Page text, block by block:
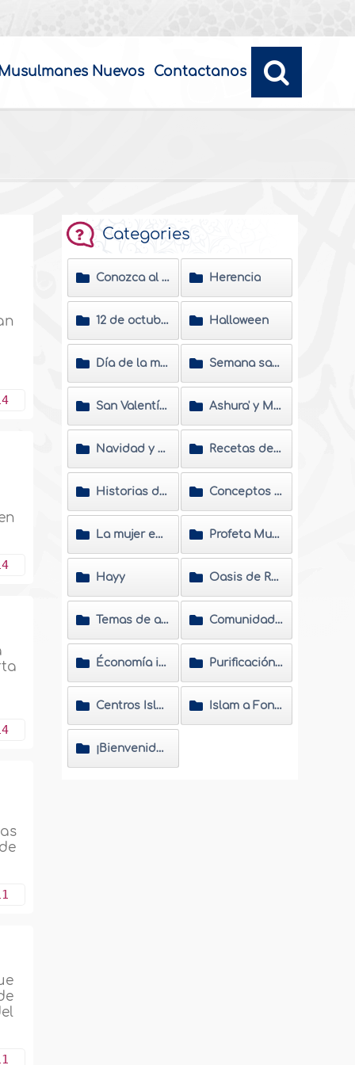
Nuevos Contactanos
Categories
Conozca al Profeta del Islam Herencia
12 de octubre día de la raza Halloween
Día de la madre Semana santa
San Valentín y Carnavales Ashura' y Muharram
Navidad y Año Nuevo Recetas de cocina
Historias de nuevas musulmanas Conceptos erróneos
La mujer en el Islam Profeta Muhammad
Hayy Oasis de Ramadán
Temas de actualidad Comunidades musulmanas
Économía islámica Purificación del alma
Centros Islámicos Islam a Fondo
¡Bienvenido al Islam!